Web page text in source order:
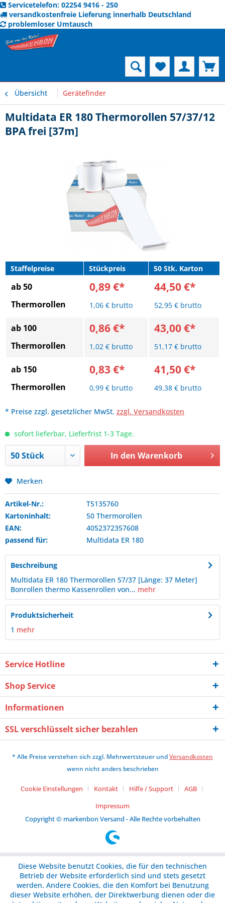
Servicetelefon: 02254 9416 - 250
versandkostenfreie Lieferung innerhalb Deutschland
problemloser Umtausch
Übersicht Gerätefinder
Multidata ER 180 Thermorollen 57/37/12
BPA frei [37m]
Staffelpreise Stückpreis 50 Stk. Karton
ab 50
Thermorollen
0,89 €*
1,06 € brutto
44,50 €*
52,95 € brutto
ab 100
Thermorollen
0,86 €*
1,02 € brutto
43,00 €*
51,17 € brutto
ab 150
Thermorollen
0,83 €*
0,99 € brutto
41,50 €*
49,38 € brutto
* Preise zzgl. gesetzlicher MwSt. zzgl. Versandkosten
sofort lieferbar, Lieferfrist 1-3 Tage.
In den Warenkorb
Merken
Artikel-Nr.:
T5135760
Kartoninhalt:
50 Thermorollen
EAN:
4052372357608
passend für:
Multidata ER 180
Beschreibung
Multidata ER 180 Thermorollen 57/37 [Länge: 37 Meter]
Bonrollen thermo Kassenrollen von... mehr
Produktsicherheit
1 mehr
Service Hotline
Shop Service
Informationen
SSL verschlüsselt sicher bezahlen
* Alle Preise verstehen sich zzgl. Mehrwertsteuer undVersandkosten
wenn nicht anders beschrieben
Cookie Einstellungen Kontakt Hilfe / Support
AGB
Impressum
Copyright © markenbon Versand - Alle Rechte vorbehalten
Diese Website benutzt Cookies, die für den technischen
Betrieb der Website erforderlich sind und stets gesetzt
werden. Andere Cookies, die den Komfort bei Benutzung
dieser Website erhöhen, der Direktwerbung dienen oder die